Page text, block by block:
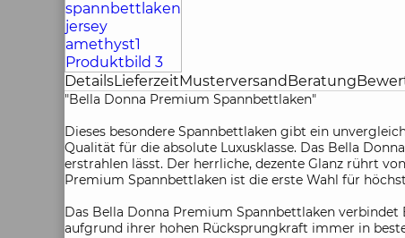
DetailsLieferzeit Musterversand Beratung
"Bella Donna Premium Spannbettlaken"
Dieses besondere Spannbettlaken gibt ein
Qualität für die absolute Luxusklasse. Das Bella
erstrahlen lässt. Der herrliche, dezente Glanz rührt
Premium Spannbettlaken ist die erste Wahl für
Das Bella Donna Premium Spannbettlaken
aufgrund ihrer hohen Rücksprungkraft immer in